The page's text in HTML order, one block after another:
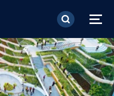
Aller au contenu